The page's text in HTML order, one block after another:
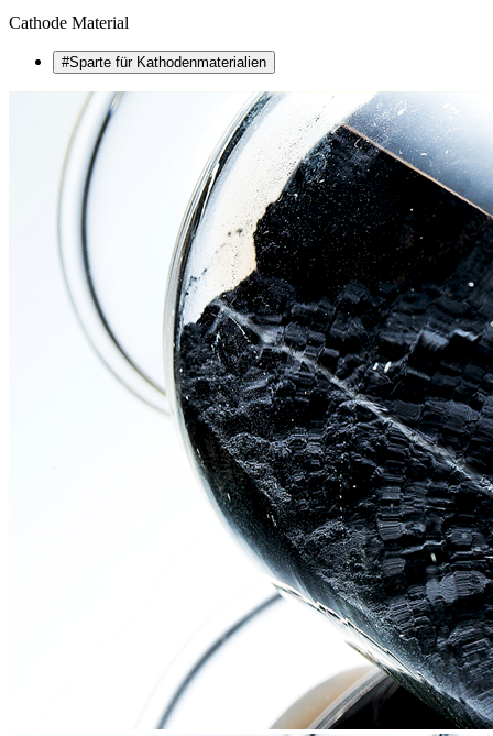
Cathode Material
#Sparte für Kathodenmaterialien